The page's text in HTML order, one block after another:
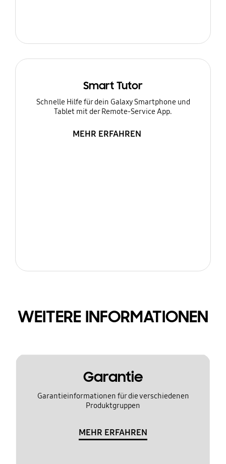
Smart Tutor
Schnelle Hilfe für dein Galaxy Smartphone und
Tablet mit der Remote-Service App.
MEHR ERFAHREN
WEITERE INFORMATIONEN
Garantie
Garantieinformationen für die verschiedenen
Produktgruppen
MEHR ERFAHREN